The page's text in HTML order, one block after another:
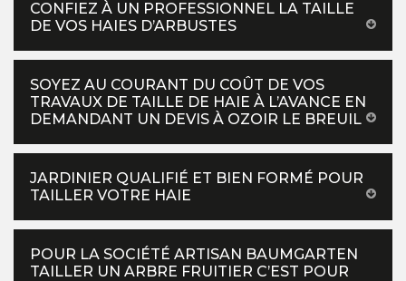
CONFIEZ À UN PROFESSIONNEL LA TAILLE
DE VOS HAIES D’ARBUSTES
SOYEZ AU COURANT DU COÛT DE VOS
TRAVAUX DE TAILLE DE HAIE À L’AVANCE EN
DEMANDANT UN DEVIS À OZOIR LE BREUIL
JARDINIER QUALIFIÉ ET BIEN FORMÉ POUR
TAILLER VOTRE HAIE
POUR LA SOCIÉTÉ ARTISAN BAUMGARTEN
TAILLER UN ARBRE FRUITIER C’EST POUR